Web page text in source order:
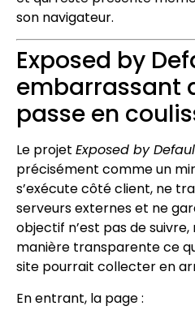
son navigateur.
Exposed by
embarrassant
passe en
Le projet Exposed by
précisément comme un
s’exécute côté client, ne
serveurs externes et ne
objectif n’est pas de
manière transparente ce
site pourrait collecter en
En entrant, la page :